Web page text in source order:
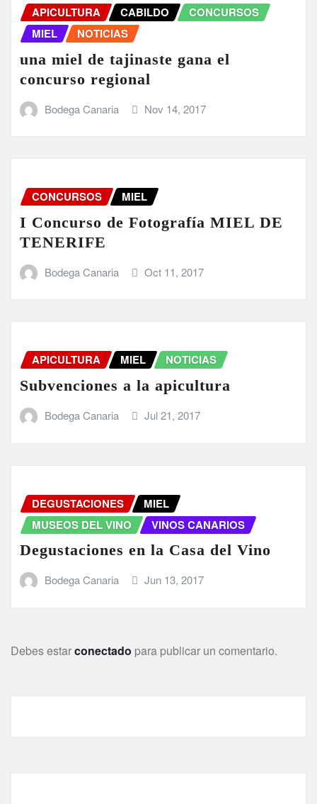
APICULTURA CABILDO
CONCURSOS
MIEL
NOTICIAS
una miel de tajinaste gana el
concurso regional
Bodega Canaria Nov 14, 2017
CONCURSOS MIEL
I Concurso de Fotografía MIEL DE
TENERIFE
Bodega Canaria Oct 11, 2017
APICULTURA MIEL NOTICIAS
Subvenciones a la apicultura
Bodega Canaria Jul 21, 2017
DEGUSTACIONES
MIEL
MUSEOS DEL VINO
VINOS CANARIOS
Degustaciones en la Casa del Vino
Bodega Canaria Jun 13, 2017
Debes estarconectado para publicar un comentario.